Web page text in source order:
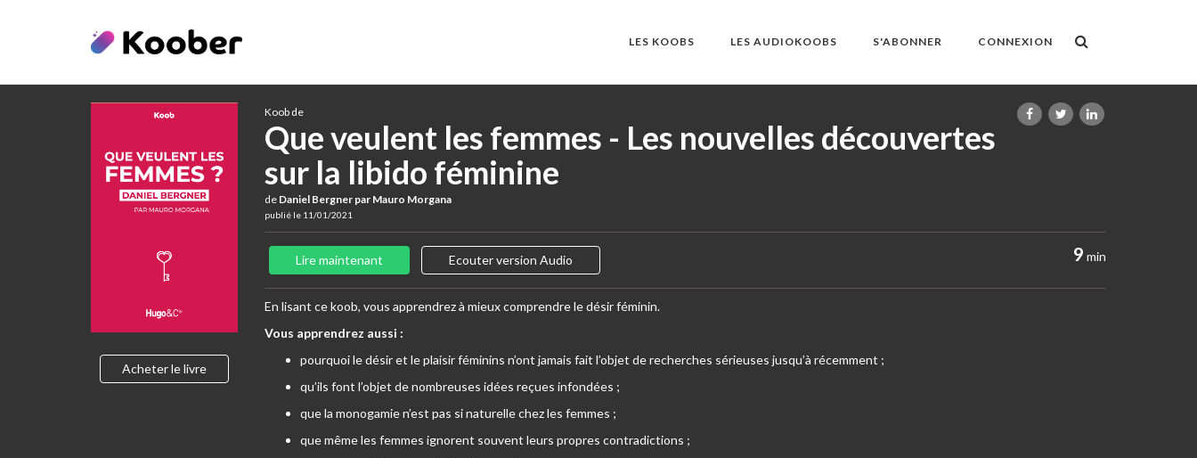
LES KOOBS LES AUDIOKOOBS S'ABONNER CONNEXION
Acheter le livre
Koob de
Que veulent les femmes - Les nouvelles découvertes
sur la libido féminine
de Daniel Bergner par Mauro Morgana
publié le 11/01/2021
9 min
Lire maintenant Ecouter version Audio
En lisant ce koob, vous apprendrez à mieux comprendre le désir féminin.
Vous apprendrez aussi :
pourquoi le désir et le plaisir féminins n’ont jamais fait l’objet de recherches sérieuses jusqu’à récemment ;
qu’ils font l’objet de nombreuses idées reçues infondées ;
que la monogamie n’est pas si naturelle chez les femmes ;
que même les femmes ignorent souvent leurs propres contradictions ;